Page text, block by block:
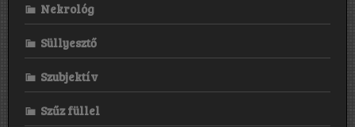
Nekrológ
Süllyesztő
Szubjektív
Szűz füllel